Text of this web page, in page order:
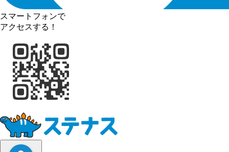
スマートフォンで
アクセスする！
Leaflet